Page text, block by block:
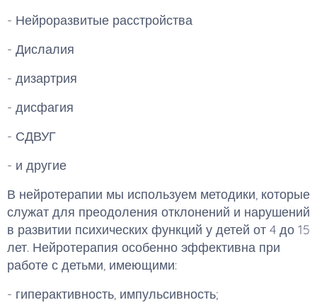
- Нейроразвитые расстройства
- Дислалия
- дизартрия
- дисфагия
- СДВУГ
- и другие
В нейротерапии мы используем методики, которые
служат для преодоления отклонений и нарушений
в развитии психических функций у детей от 4 до 15
лет. Нейротерапия особенно эффективна при
работе с детьми, имеющими:
- гиперактивность, импульсивность;